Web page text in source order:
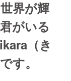
界が輝
がいる
（き
す。